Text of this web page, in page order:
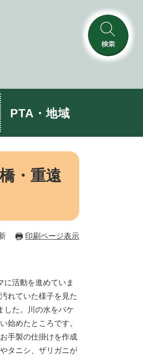
検
索
PTA・地域
・重遠
印刷ページ表示
活動を進めていま
れていた様子を見た
した。川の水をバケ
始めたところです。
手製の仕掛けを作成
タニシ、ザリガニが